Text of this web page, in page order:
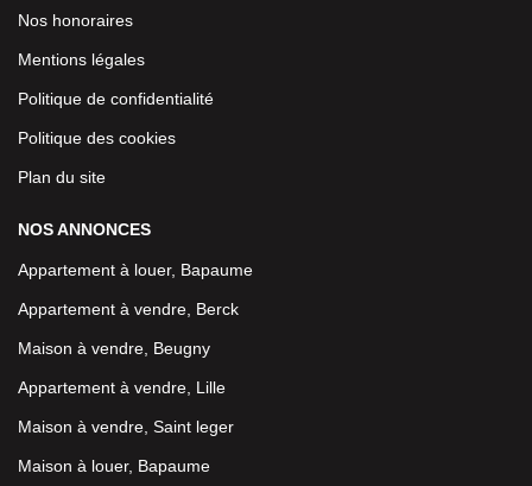
Nos honoraires
Mentions légales
Politique de confidentialité
Politique des cookies
Plan du site
NOS ANNONCES
Appartement à louer, Bapaume
Appartement à vendre, Berck
Maison à vendre, Beugny
Appartement à vendre, Lille
Maison à vendre, Saint leger
Maison à louer, Bapaume